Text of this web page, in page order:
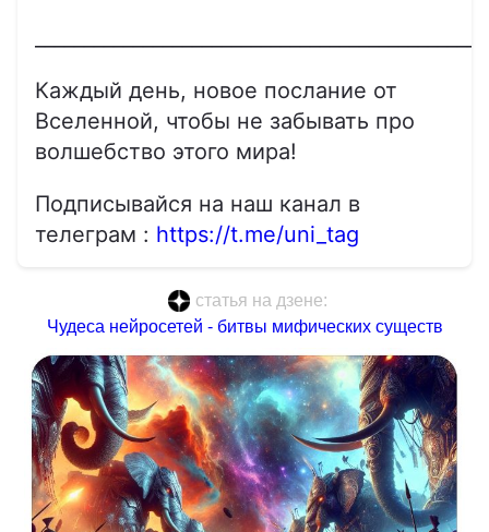
Каждый день, новое послание от
Вселенной, чтобы не забывать про
волшебство этого мира!
Подписывайся на наш канал в
телеграм : https://t.me/uni_tag
статья на дзене:
Чудеса нейросетей - битвы мифических существ